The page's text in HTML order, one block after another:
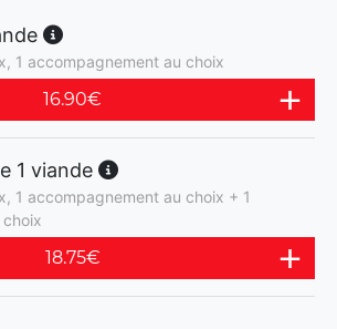
1 accompagnement au choix
16.90€
1 viande
1 accompagnement au choix + 1
18.75€